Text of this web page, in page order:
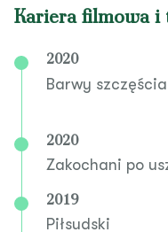
Kariera filmowa i
2020
Barwy
2020
Zakochani po
2019
Piłsudski